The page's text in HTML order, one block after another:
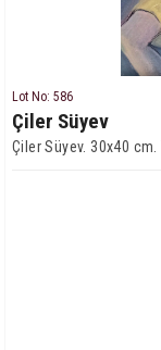
Lot No: 586
Çiler Süyev
Çiler Süyev. 30x40 cm.